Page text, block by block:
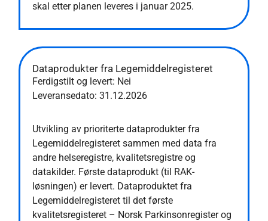
skal etter planen leveres i januar 2025.
Dataprodukter fra Legemiddelregisteret
Ferdigstilt og levert: Nei
Leveransedato:31.12.2026
Utvikling av prioriterte dataprodukter fra
Legemiddelregisteret sammen med data fra
andre helseregistre, kvalitetsregistre og
datakilder. Første dataprodukt (til RAK-
løsningen) er levert. Dataproduktet fra
Legemiddelregisteret til det første
kvalitetsregisteret – Norsk Parkinsonregister og